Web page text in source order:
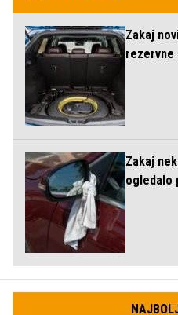
Zakaj
rezervne
Zakaj
ogledalo